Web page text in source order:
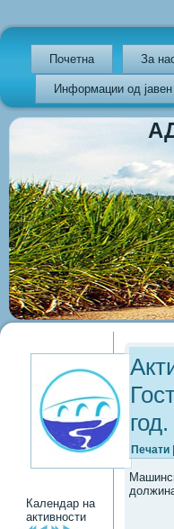
Почетна За
Информации од јавен
АД
Календар на
активности
год.
Печати